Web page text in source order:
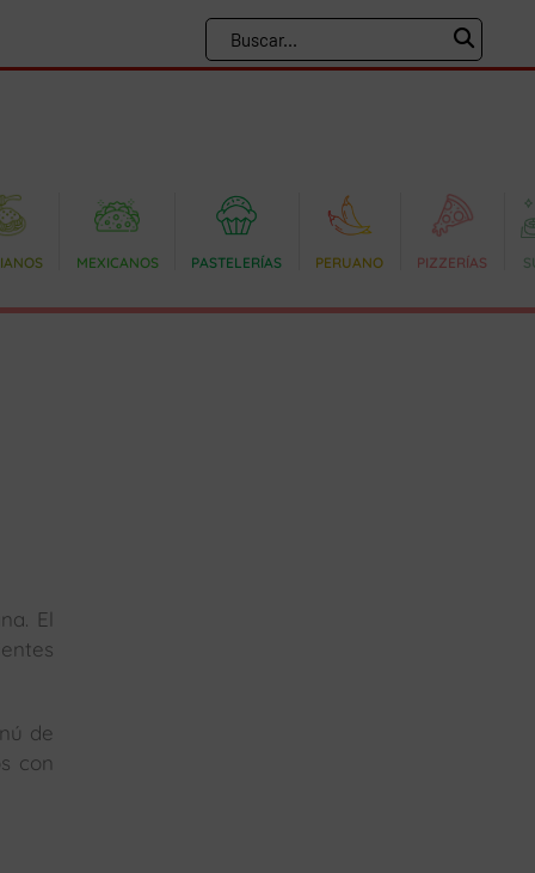
MEXICANOS PASTELERÍAS PERUANO PIZZERÍAS
El
de
con